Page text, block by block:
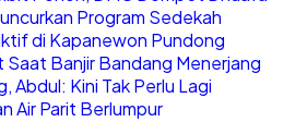
Program Sedekah
di Kapanewon Pundong
Saat Banjir Bandang Menerjang
Abdul: Kini Tak Perlu Lagi
Air Parit Berlumpur